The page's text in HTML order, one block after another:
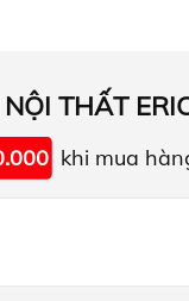
THẤT
khi mua